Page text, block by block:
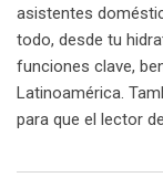
asistentes
todo, desde tu
funciones clave,
Latinoamérica.
para que el lector